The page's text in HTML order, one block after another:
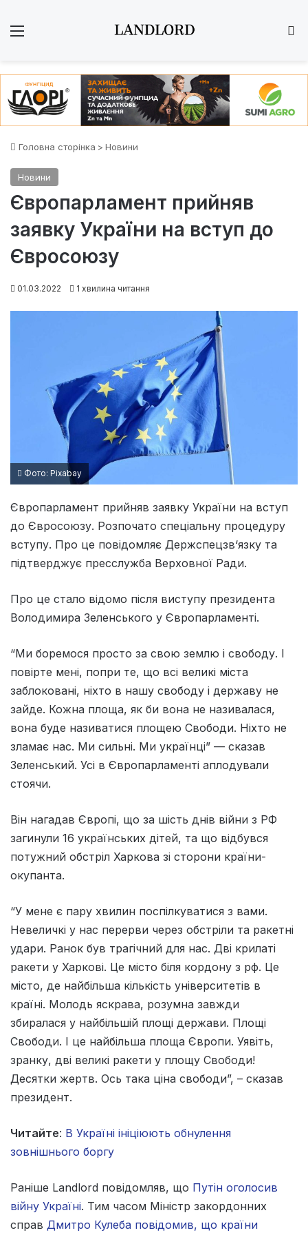
Головна сторінка > Новини
Новини
Європарламент прийняв
заявку України на вступ до
Євросоюзу
01.03.2022 1 хвилина читання
Фото: Pixabay
Європарламент прийняв заявку України на вступ
до Євросоюзу. Розпочато спеціальну процедуру
вступу. Про це повідомляє Держспецзв‘язку та
підтверджує пресслужба Верховної Ради.
Про це стало відомо після виступу президента
Володимира Зеленського у Європарламенті.
“Ми боремося просто за свою землю і свободу. І
повірте мені, попри те, що всі великі міста
заблоковані, ніхто в нашу свободу і державу не
зайде. Кожна площа, як би вона не називалася,
вона буде називатися площею Свободи. Ніхто не
зламає нас. Ми сильні. Ми українці” — сказав
Зеленський. Усі в Європарламенті аплодували
стоячи.
Він нагадав Європі, що за шість днів війни з РФ
загинули 16 українських дітей, та що відбувся
потужний обстріл Харкова зі сторони країни-
окупанта.
“У мене є пару хвилин поспілкуватися з вами.
Невеличкі у нас перерви через обстріли та ракетні
удари. Ранок був трагічний для нас. Дві крилаті
ракети у Харкові. Це місто біля кордону з рф. Це
місто, де найбільша кількість університетів в
країні. Молодь яскрава, розумна завжди
збиралася у найбільшій площі держави. Площі
Свободи. І це найбільша площа Європи. Уявіть,
зранку, дві великі ракети у площу Свободи!
Десятки жертв. Ось така ціна свободи”, – сказав
президент.
Читайте: В Україні ініціюють обнулення
зовнішнього боргу
Раніше Landlord повідомляв, що Путін оголосив
війну Україні. Тим часом Міністр закордонних
справ Дмитро Кулеба повідомив, що країни